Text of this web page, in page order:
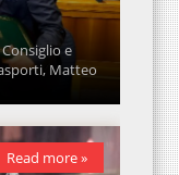
e
Matteo
Read more »